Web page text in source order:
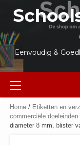
inhoud
Eenvoudig &
Primair
menu
Home / Etiketten en
commerciële doeleinden
diameter 8 mm, blister